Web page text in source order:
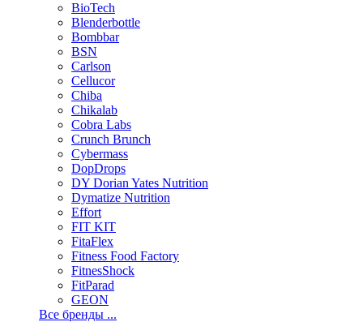
BioTech
Blenderbottle
Bombbar
BSN
Carlson
Cellucor
Chiba
Chikalab
Cobra Labs
Crunch Brunch
Cybermass
DopDrops
DY Dorian Yates Nutrition
Dymatize Nutrition
Effort
FIT KIT
FitaFlex
Fitness Food Factory
FitnesShock
FitParad
GEON
Все бренды ...